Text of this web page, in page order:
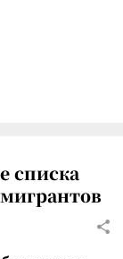
списка